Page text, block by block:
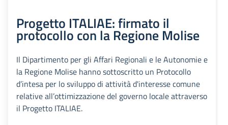
Progetto ITALIAE: firmato il
protocollo con la Regione Molise
Il Dipartimento per gli Affari Regionali e le Autonomie e
la Regione Molise hanno sottoscritto un Protocollo
d’intesa per lo sviluppo di attività d'interesse comune
relative all’ottimizzazione del governo locale attraverso
il Progetto ITALIAE.